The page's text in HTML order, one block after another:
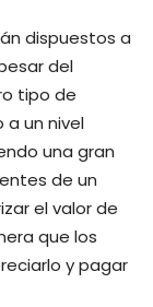
dispuestos a
del
tipo de
a un nivel
una gran
de un
el valor de
que los
y pagar